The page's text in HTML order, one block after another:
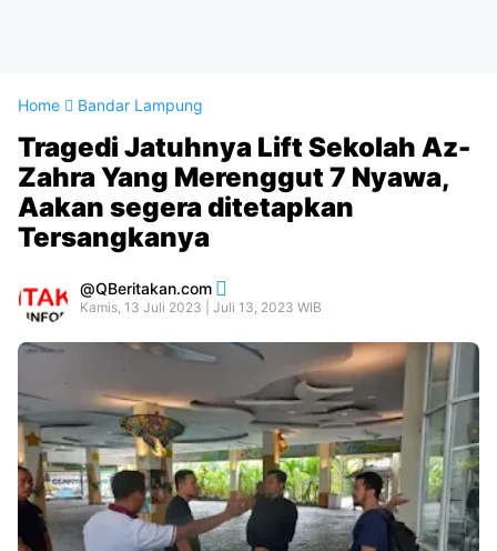
Home Bandar Lampung
Tragedi Jatuhnya Lift Sekolah Az-
Zahra Yang Merenggut 7 Nyawa,
Aakan segera ditetapkan
Tersangkanya
QBeritakan.com
Kamis, 13 Juli 2023 | Juli 13, 2023 WIB